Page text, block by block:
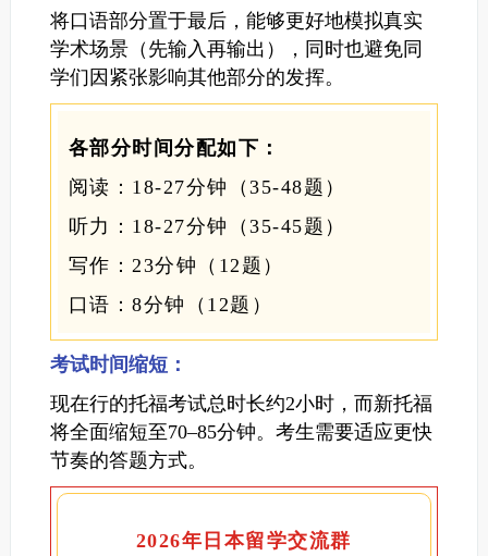
将口语部分置于最后，能够更好地模拟真实
学术场景（先输入再输出），同时也避免同
学们因紧张影响其他部分的发挥。
各部分时间分配如下：
阅读：18-27分钟（35-48题）
听力：18-27分钟（35-45题）
写作：23分钟（12题）
口语：8分钟（12题）
考试时间缩短：
现在行的托福考试总时长约2小时，而新托福
将全面缩短至70–85分钟。考生需要适应更快
节奏的答题方式。
2026年日本留学交流群